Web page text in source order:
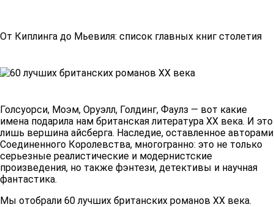
От Киплинга до Мьевиля: список главных книг столетия
Голсуорси, Моэм, Оруэлл, Голдинг, Фаулз — вот какие
имена подарила нам британская литература XX века. И это
лишь вершина айсберга. Наследие, оставленное авторами
Соединенного Королевства, многогранно: это не только
серьезные реалистические и модернистские
произведения, но также фэнтези, детективы и научная
фантастика.
Мы отобрали 60 лучших британских романов XX века.